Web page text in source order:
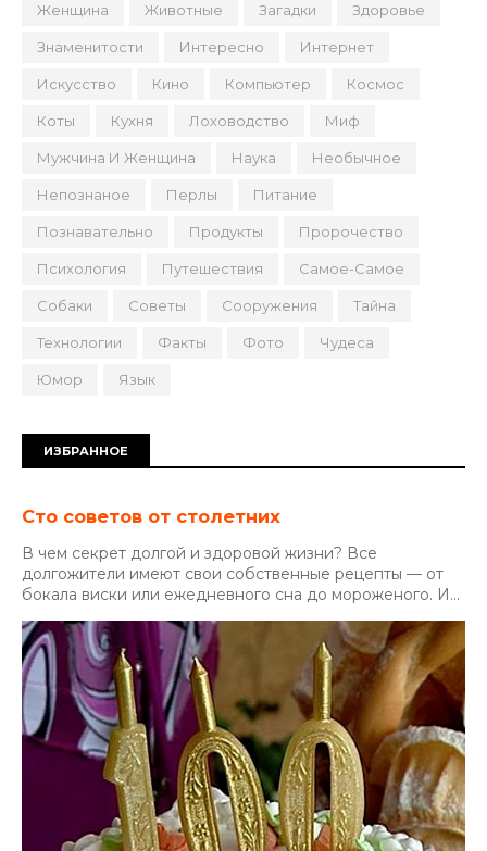
Женщина Животные Загадки Здоровье
Знаменитости Интересно Интернет
Искусство Кино Компьютер Космос
Коты Кухня Лоховодство Миф
Мужчина И Женщина Наука Необычное
Непознаное Перлы Питание
Познавательно Продукты Пророчество
Психология Путешествия Самое-Самое
Собаки Советы Сооружения Тайна
Технологии Факты Фото Чудеса
Юмор Язык
ИЗБРАННОЕ
Сто советов от столетних
В чем секрет долгой и здоровой жизни? Все
долгожители имеют свои собственные рецепты — от
бокала виски или ежедневного сна до мороженого. И...